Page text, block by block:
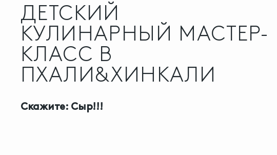
ДЕТСКИЙ
КУЛИНАРНЫЙ МАСТЕР-
КЛАСС В
ПХАЛИ&ХИНКАЛИ
Скажите: Сыр!!!